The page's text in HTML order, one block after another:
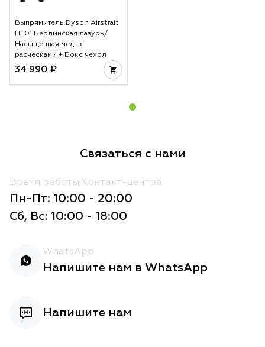
Выпрямитель Dyson Airstrait
HT01 Берлинская лазурь/
Насыщенная медь с
расческами + Бокс чехол
34 990 ₽
Связаться с нами
Время работы Контакт-центра
Пн-Пт: 10:00 - 20:00
Сб, Вс: 10:00 - 18:00
WhatsApp
Напишите нам в WhatsApp
Напишите нам